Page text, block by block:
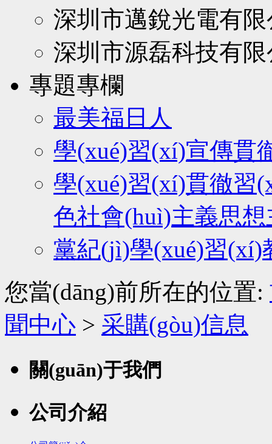
深圳市邁銳光電有
深圳市源磊科技有
專題專欄
最美福日人
學(xué)習(xí)宣傳貫
學(xué)習(xí)貫徹習
色社會(huì)主義思
黨紀(jì)學(xué)習(xí)
您當(dāng)前所在的位置:
聞中心 > 采購(gòu)信息
關(guān)于我們
公司介紹